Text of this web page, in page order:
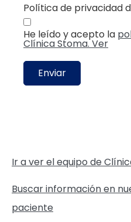
Política de privacidad
He leído y acepto la
Clínica Stoma. Ver
Enviar
Ir a ver el equipo de
Buscar información en
paciente